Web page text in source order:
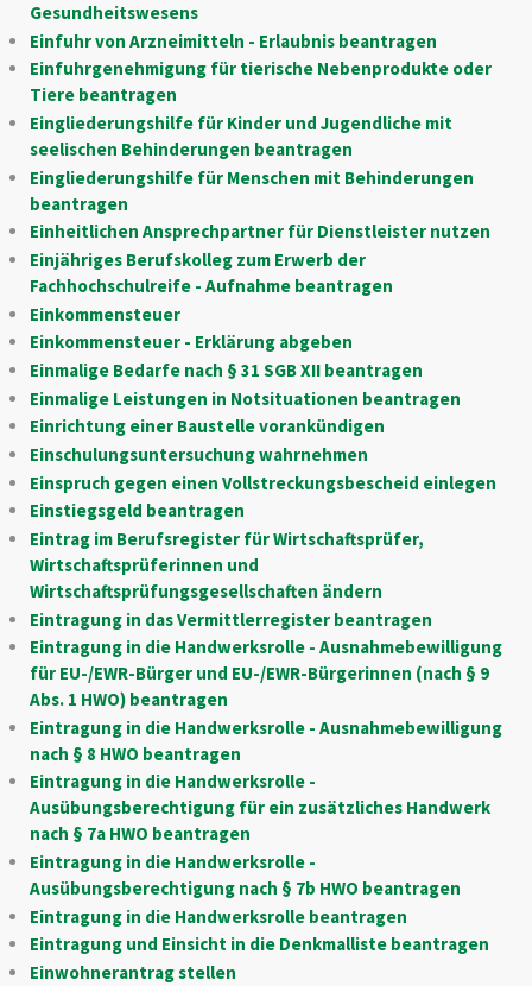
Gesundheitswesens
Einfuhr von Arzneimitteln - Erlaubnis beantragen
Einfuhrgenehmigung für tierische Nebenprodukte oder
Tiere beantragen
Eingliederungshilfe für Kinder und Jugendliche mit
seelischen Behinderungen beantragen
Eingliederungshilfe für Menschen mit Behinderungen
beantragen
Einheitlichen Ansprechpartner für Dienstleister nutzen
Einjähriges Berufskolleg zum Erwerb der
Fachhochschulreife - Aufnahme beantragen
Einkommensteuer
Einkommensteuer - Erklärung abgeben
Einmalige Bedarfe nach § 31 SGB XII beantragen
Einmalige Leistungen in Notsituationen beantragen
Einrichtung einer Baustelle vorankündigen
Einschulungsuntersuchung wahrnehmen
Einspruch gegen einen Vollstreckungsbescheid einlegen
Einstiegsgeld beantragen
Eintrag im Berufsregister für Wirtschaftsprüfer,
Wirtschaftsprüferinnen und
Wirtschaftsprüfungsgesellschaften ändern
Eintragung in das Vermittlerregister beantragen
Eintragung in die Handwerksrolle - Ausnahmebewilligung
für EU-/EWR-Bürger und EU-/EWR-Bürgerinnen (nach § 9
Abs. 1 HWO) beantragen
Eintragung in die Handwerksrolle - Ausnahmebewilligung
nach § 8 HWO beantragen
Eintragung in die Handwerksrolle -
Ausübungsberechtigung für ein zusätzliches Handwerk
nach § 7a HWO beantragen
Eintragung in die Handwerksrolle -
Ausübungsberechtigung nach § 7b HWO beantragen
Eintragung in die Handwerksrolle beantragen
Eintragung und Einsicht in die Denkmalliste beantragen
Einwohnerantrag stellen